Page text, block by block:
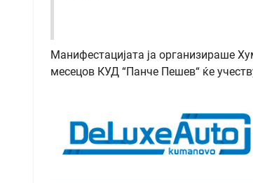
Манифестацијата ја организираше
месецов КУД “Панче Пешев“ ќе